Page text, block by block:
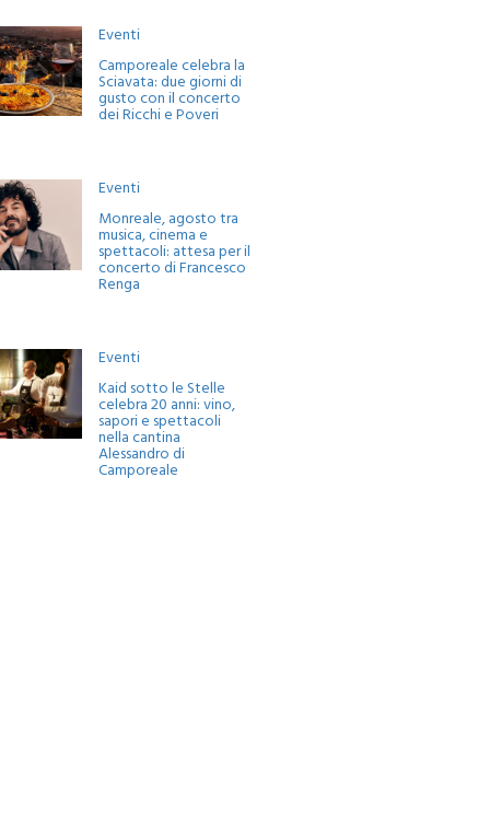
Eventi
Camporeale celebra la
Sciavata: due giorni di
gusto con il concerto
dei Ricchi e Poveri
Eventi
Monreale, agosto tra
musica, cinema e
spettacoli: attesa per il
concerto di Francesco
Renga
Eventi
Kaid sotto le Stelle
celebra 20 anni: vino,
sapori e spettacoli
nella cantina
Alessandro di
Camporeale